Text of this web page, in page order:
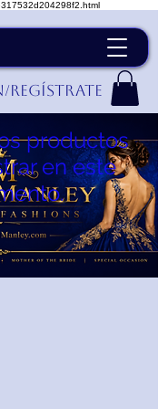
Regístrate
productos
en este